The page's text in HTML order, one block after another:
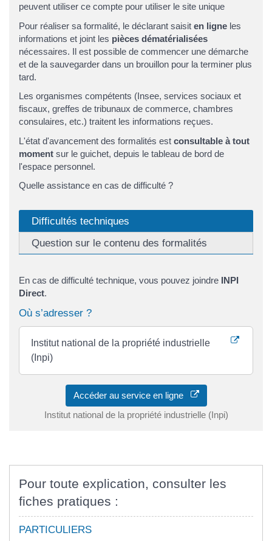
peuvent utiliser ce compte pour utiliser le site unique
Pour réaliser sa formalité, le déclarant saisit en ligne les
informations et joint les pièces dématérialisées
nécessaires. Il est possible de commencer une démarche
et de la sauvegarder dans un brouillon pour la terminer plus
tard.
Les organismes compétents (Insee, services sociaux et
fiscaux, greffes de tribunaux de commerce, chambres
consulaires, etc.) traitent les informations reçues.
L'état d'avancement des formalités est consultable à tout
moment sur le guichet, depuis le tableau de bord de
l'espace personnel.
Quelle assistance en cas de difficulté ?
Difficultés techniques
Question sur le contenu des formalités
En cas de difficulté technique, vous pouvez joindre INPI
Direct.
Où s’adresser ?
Institut national de la propriété industrielle
(Inpi)
Accéder au service en ligne
Institut national de la propriété industrielle (Inpi)
Pour toute explication, consulter les
fiches pratiques :
PARTICULIERS